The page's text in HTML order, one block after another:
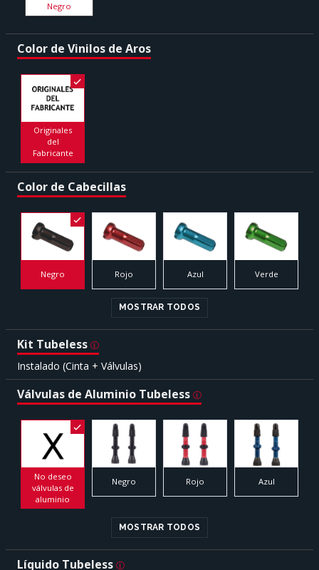
Negro
Color de Vinilos de Aros
Originales
del
Fabricante
Color de Cabecillas
Negro Rojo Azul Verde
MOSTRAR TODOS
Kit Tubeless
Instalado (Cinta + Válvulas)
Válvulas de Aluminio Tubeless
No deseo
válvulas de
aluminio
Negro Rojo Azul
MOSTRAR TODOS
Líquido Tubeless